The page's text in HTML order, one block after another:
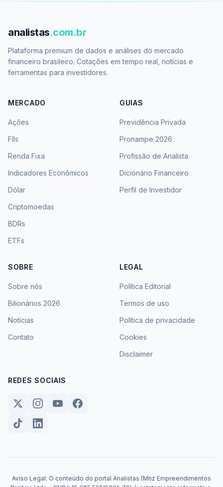
analistas.com.br
Plataforma premium de dados e análises do mercado
financeiro brasileiro. Cotações em tempo real, notícias e
ferramentas para investidores.
MERCADO
Ações
FIIs
Renda Fixa
Indicadores Econômicos
Dólar
Criptomoedas
BDRs
ETFs
GUIAS
Previdência Privada
Pronampe 2026
Profissão de Analista
Dicionário Financeiro
Perfil de Investidor
SOBRE
Sobre nós
Bilionários 2026
Notícias
Contato
LEGAL
Política Editorial
Termos de uso
Política de privacidade
Cookies
Disclaimer
REDES SOCIAIS
Aviso Legal: O conteúdo do portal Analistas (Mnz Empreendimentos